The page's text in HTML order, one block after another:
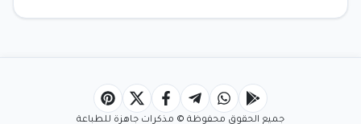
جميع الحقوق محفوظة © مذكرات جاهزة للطباعة